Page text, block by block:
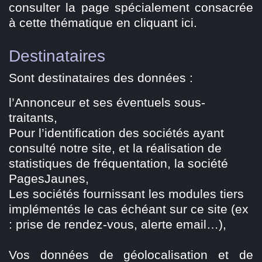
consulter la page spécialement consacrée
à cette thématique en cliquant ici.
Destinataires
Sont destinataires des données :
l’Annonceur et ses éventuels sous-
traitants,
Pour l’identification des sociétés ayant
consulté notre site, et la réalisation de
statistiques de fréquentation, la société
PagesJaunes,
Les sociétés fournissant les modules tiers
implémentés le cas échéant sur ce site (ex
: prise de rendez-vous, alerte email…),
Vos données de géolocalisation et de